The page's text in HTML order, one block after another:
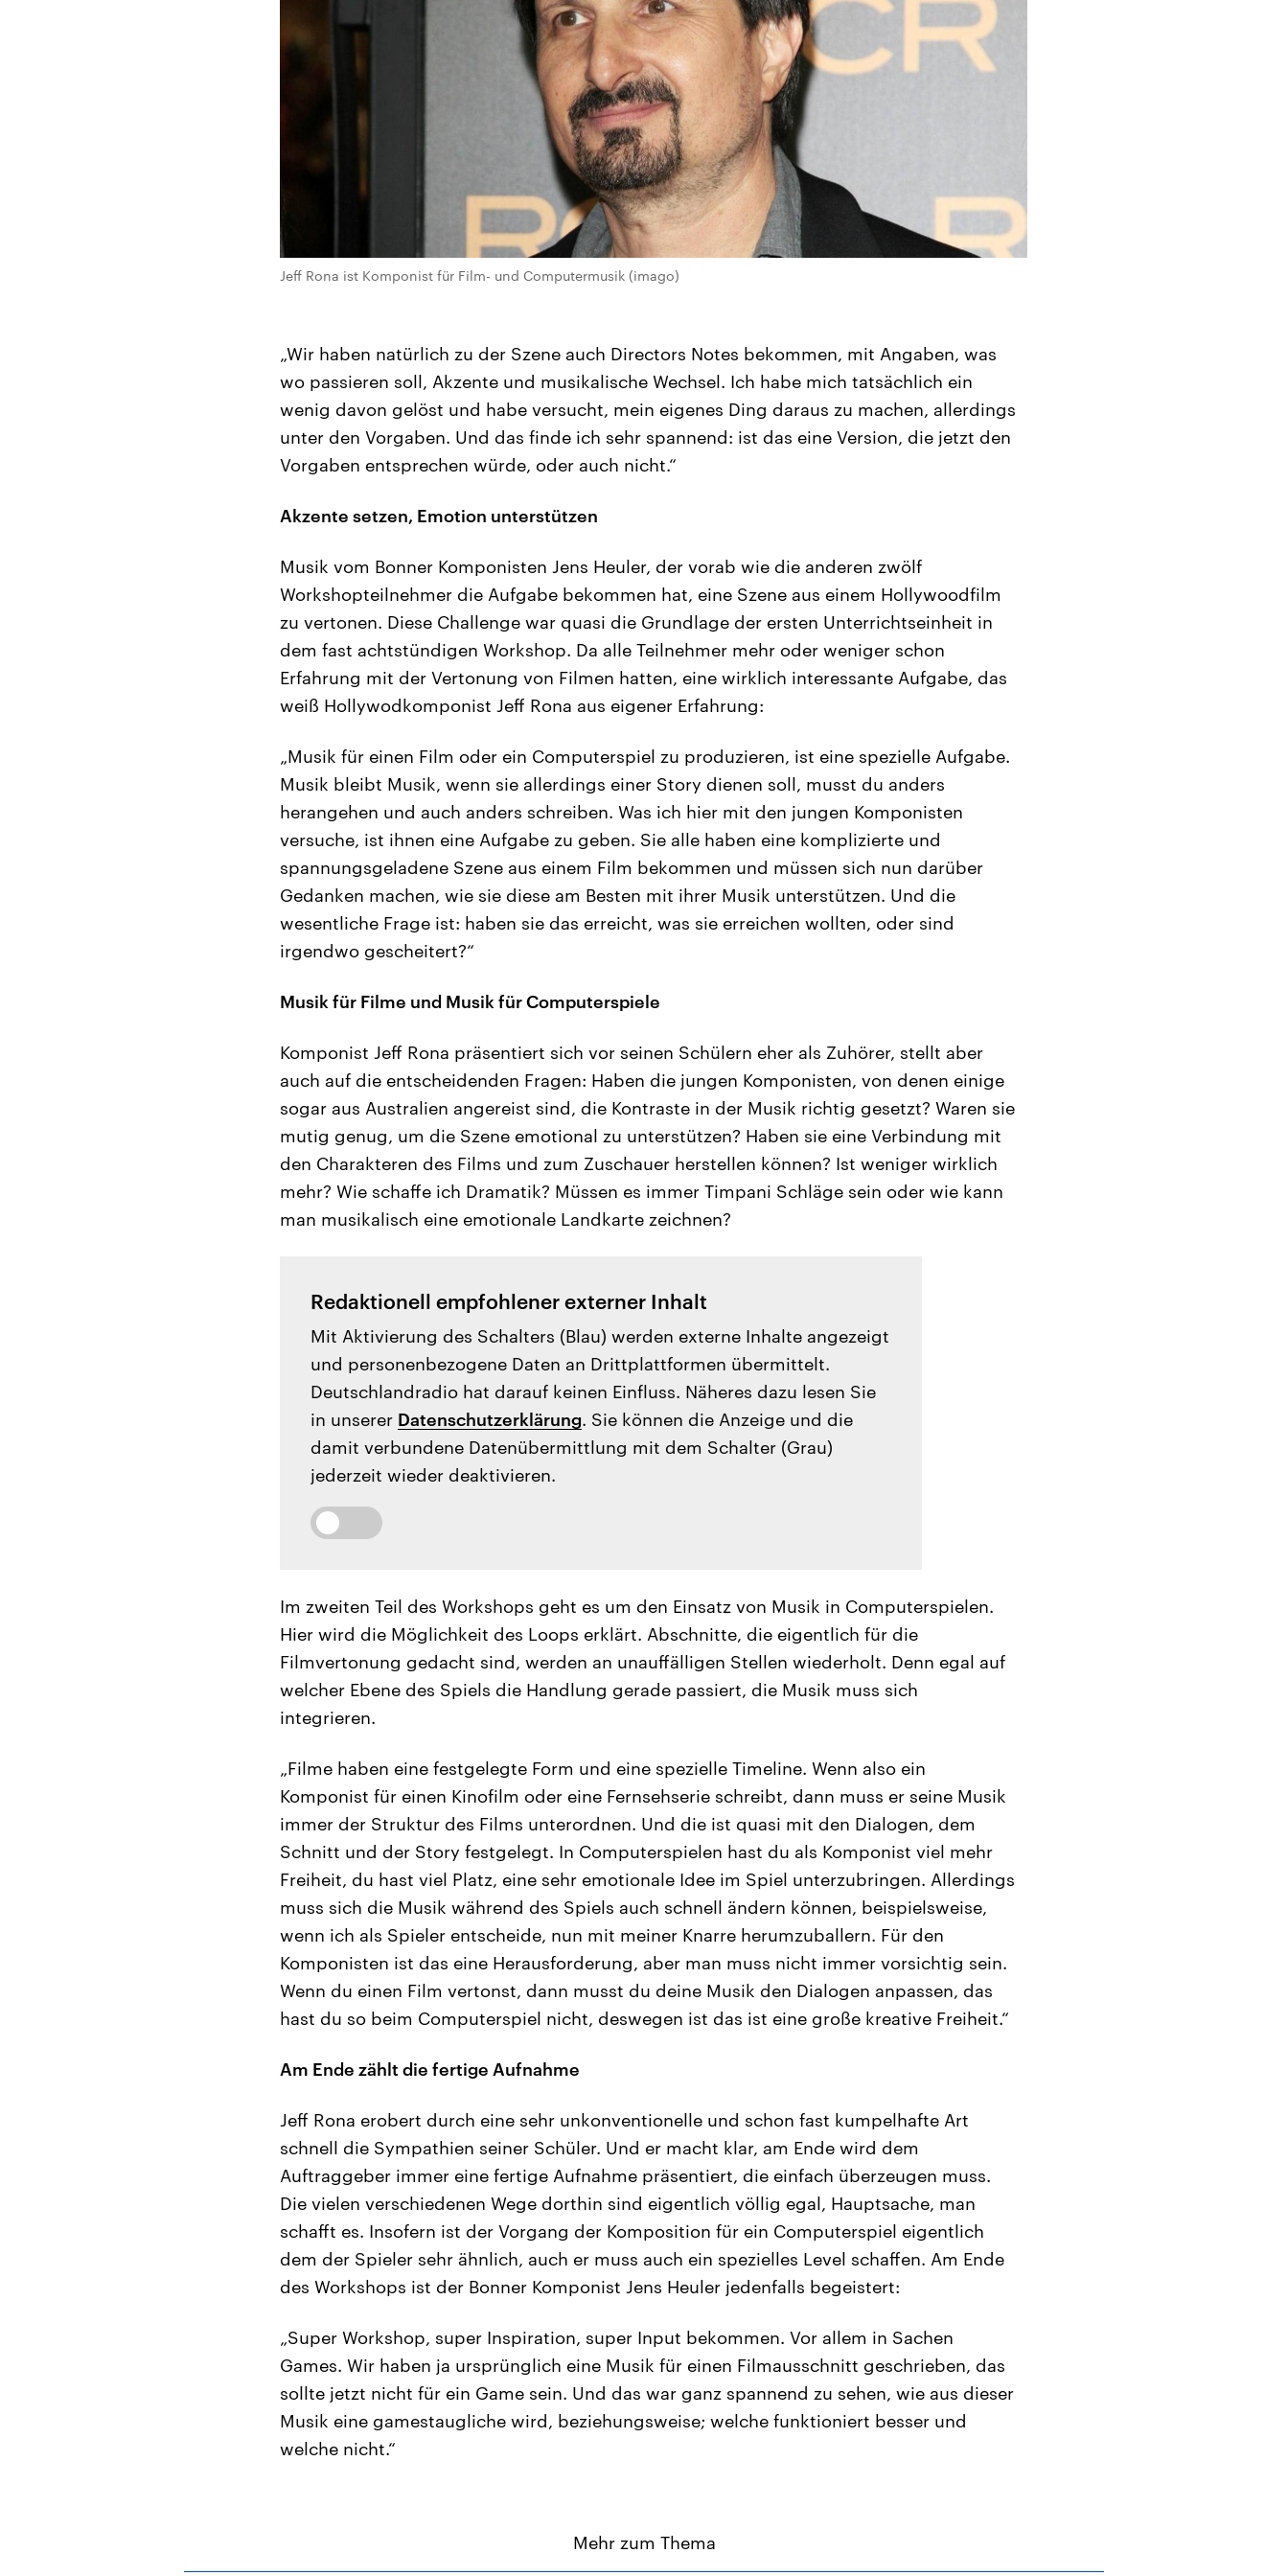
Jeff Rona ist Komponist für Film- und Computermusik (imago)
„Wir haben natürlich zu der Szene auch Directors Notes bekommen, mit Angaben, was
wo passieren soll, Akzente und musikalische Wechsel. Ich habe mich tatsächlich ein
wenig davon gelöst und habe versucht, mein eigenes Ding daraus zu machen, allerdings
unter den Vorgaben. Und das finde ich sehr spannend: ist das eine Version, die jetzt den
Vorgaben entsprechen würde, oder auch nicht.“
Akzente setzen, Emotion unterstützen
Musik vom Bonner Komponisten Jens Heuler, der vorab wie die anderen zwölf
Workshopteilnehmer die Aufgabe bekommen hat, eine Szene aus einem Hollywoodfilm
zu vertonen. Diese Challenge war quasi die Grundlage der ersten Unterrichtseinheit in
dem fast achtstündigen Workshop. Da alle Teilnehmer mehr oder weniger schon
Erfahrung mit der Vertonung von Filmen hatten, eine wirklich interessante Aufgabe, das
weiß Hollywodkomponist Jeff Rona aus eigener Erfahrung:
„Musik für einen Film oder ein Computerspiel zu produzieren, ist eine spezielle Aufgabe.
Musik bleibt Musik, wenn sie allerdings einer Story dienen soll, musst du anders
herangehen und auch anders schreiben. Was ich hier mit den jungen Komponisten
versuche, ist ihnen eine Aufgabe zu geben. Sie alle haben eine komplizierte und
spannungsgeladene Szene aus einem Film bekommen und müssen sich nun darüber
Gedanken machen, wie sie diese am Besten mit ihrer Musik unterstützen. Und die
wesentliche Frage ist: haben sie das erreicht, was sie erreichen wollten, oder sind
irgendwo gescheitert?“
Musik für Filme und Musik für Computerspiele
Komponist Jeff Rona präsentiert sich vor seinen Schülern eher als Zuhörer, stellt aber
auch auf die entscheidenden Fragen: Haben die jungen Komponisten, von denen einige
sogar aus Australien angereist sind, die Kontraste in der Musik richtig gesetzt? Waren sie
mutig genug, um die Szene emotional zu unterstützen? Haben sie eine Verbindung mit
den Charakteren des Films und zum Zuschauer herstellen können? Ist weniger wirklich
mehr? Wie schaffe ich Dramatik? Müssen es immer Timpani Schläge sein oder wie kann
man musikalisch eine emotionale Landkarte zeichnen?
Redaktionell empfohlener externer Inhalt
Mit Aktivierung des Schalters (Blau) werden externe Inhalte angezeigt
und personenbezogene Daten an Drittplattformen übermittelt.
Deutschlandradio hat darauf keinen Einfluss. Näheres dazu lesen Sie
in unserer Datenschutzerklärung. Sie können die Anzeige und die
damit verbundene Datenübermittlung mit dem Schalter (Grau)
jederzeit wieder deaktivieren.
Im zweiten Teil des Workshops geht es um den Einsatz von Musik in Computerspielen.
Hier wird die Möglichkeit des Loops erklärt. Abschnitte, die eigentlich für die
Filmvertonung gedacht sind, werden an unauffälligen Stellen wiederholt. Denn egal auf
welcher Ebene des Spiels die Handlung gerade passiert, die Musik muss sich
integrieren.
„Filme haben eine festgelegte Form und eine spezielle Timeline. Wenn also ein
Komponist für einen Kinofilm oder eine Fernsehserie schreibt, dann muss er seine Musik
immer der Struktur des Films unterordnen. Und die ist quasi mit den Dialogen, dem
Schnitt und der Story festgelegt. In Computerspielen hast du als Komponist viel mehr
Freiheit, du hast viel Platz, eine sehr emotionale Idee im Spiel unterzubringen. Allerdings
muss sich die Musik während des Spiels auch schnell ändern können, beispielsweise,
wenn ich als Spieler entscheide, nun mit meiner Knarre herumzuballern. Für den
Komponisten ist das eine Herausforderung, aber man muss nicht immer vorsichtig sein.
Wenn du einen Film vertonst, dann musst du deine Musik den Dialogen anpassen, das
hast du so beim Computerspiel nicht, deswegen ist das ist eine große kreative Freiheit.“
Am Ende zählt die fertige Aufnahme
Jeff Rona erobert durch eine sehr unkonventionelle und schon fast kumpelhafte Art
schnell die Sympathien seiner Schüler. Und er macht klar, am Ende wird dem
Auftraggeber immer eine fertige Aufnahme präsentiert, die einfach überzeugen muss.
Die vielen verschiedenen Wege dorthin sind eigentlich völlig egal, Hauptsache, man
schafft es. Insofern ist der Vorgang der Komposition für ein Computerspiel eigentlich
dem der Spieler sehr ähnlich, auch er muss auch ein spezielles Level schaffen. Am Ende
des Workshops ist der Bonner Komponist Jens Heuler jedenfalls begeistert:
„Super Workshop, super Inspiration, super Input bekommen. Vor allem in Sachen
Games. Wir haben ja ursprünglich eine Musik für einen Filmausschnitt geschrieben, das
sollte jetzt nicht für ein Game sein. Und das war ganz spannend zu sehen, wie aus dieser
Musik eine gamestaugliche wird, beziehungsweise; welche funktioniert besser und
welche nicht.“
Mehr zum Thema